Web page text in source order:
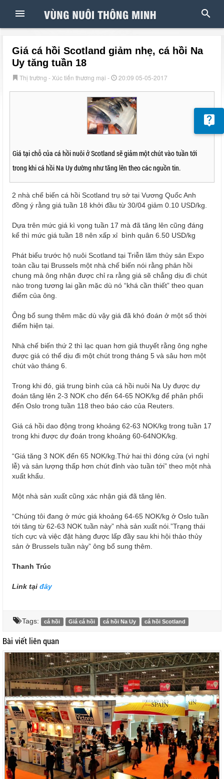
Giá cá hồi Scotland giảm nhẹ, cá hồi Na
Uy tăng tuần 18
Thị trường - Xúc tiến thương mại - 20:09 05-05-2017
Giá tại chỗ của cá hồi nuôi ở Scotland sẽ giảm một chút vào tuần tới
trong khi cá hồi Na Uy dường như tăng lên theo các nguồn tin.
2 nhà chế biến cá hồi Scotland trụ sở tại Vương Quốc Anh
đồng ý rằng giá tuần 18 khởi đầu từ 30/04 giảm 0.10 USD/kg.
Dựa trên mức giá kì vọng tuần 17 mà đã tăng lên cũng đáng
kể thì mức giá tuần 18 nên xấp xỉ bình quân 6.50 USD/kg
Phát biểu trước hộ nuôi Scotland tại Triễn lãm thủy sản Expo
toàn cầu tại Brussels một nhà chế biến nói rằng phản hồi
chung mà ông nhận được chỉ ra rằng giá sẽ chẳng dịu đi chút
nào trong tương lai gần mặc dù nó “khá cần thiết” theo quan
điểm của ông.
Ông bổ sung thêm mặc dù vậy giá đã khó đoán ở một số thời
điểm hiện tại.
Nhà chế biến thứ 2 thì lạc quan hơn giả thuyết rằng ông nghe
được giá có thể dịu đi một chút trong tháng 5 và sâu hơn một
chút vào tháng 6.
Trong khi đó, giá trung bình của cá hồi nuôi Na Uy được dự
đoán tăng lên 2-3 NOK cho đến 64-65 NOK/kg để phân phối
đến Oslo trong tuần 118 theo báo cáo của Reuters.
Giá cá hồi dao động trong khoảng 62-63 NOK/kg trong tuần 17
trong khi được dự đoán trong khoảng 60-64NOK/kg.
“Giá tăng 3 NOK đến 65 NOK/kg.Thứ hai thì đóng cửa (vì nghỉ
lễ) và sản lượng thấp hơn chút đỉnh vào tuần tới” theo một nhà
xuất khẩu.
Một nhà sản xuất cũng xác nhận giá đã tăng lên.
“Chúng tôi đang ở mức giá khoảng 64-65 NOK/kg ở Oslo tuần
tới tăng từ 62-63 NOK tuần này” nhà sản xuất nói.”Trạng thái
tích cực và việc đặt hàng được lấp đầy sau khi hội thảo thủy
sản ở Brussels tuần này” ông bổ sung thêm.
Thanh Trúc
Link tại đây
Tags: cá hồi Giá cá hồi cá hồi Na Uy cá hồi Scotland
Bài viết liên quan